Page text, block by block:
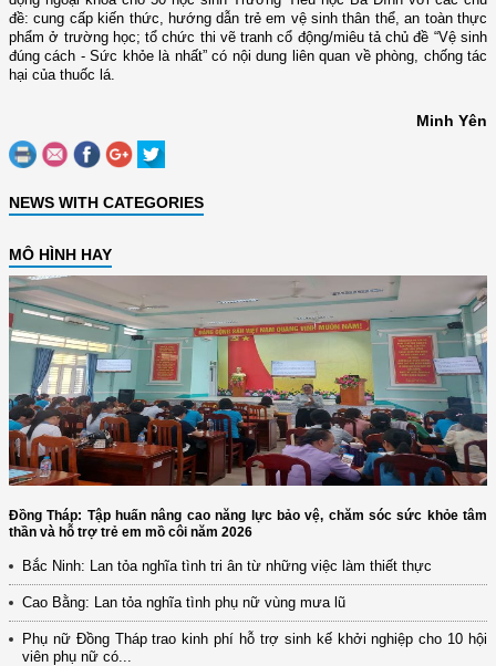
đề: cung cấp kiến thức, hướng dẫn trẻ em vệ sinh thân thể, an toàn thực
phẩm ở trường học; tổ chức thi vẽ tranh cổ động/miêu tả chủ đề “Vệ sinh
đúng cách - Sức khỏe là nhất” có nội dung liên quan về phòng, chống tác
hại của thuốc lá.
Minh Yên
NEWS WITH CATEGORIES
MÔ HÌNH HAY
Đồng Tháp: Tập huấn nâng cao năng lực bảo vệ, chăm sóc sức khỏe tâm
thần và hỗ trợ trẻ em mồ côi năm 2026
Bắc Ninh: Lan tỏa nghĩa tình tri ân từ những việc làm thiết thực
Cao Bằng: Lan tỏa nghĩa tình phụ nữ vùng mưa lũ
Phụ nữ Đồng Tháp trao kinh phí hỗ trợ sinh kế khởi nghiệp cho 10 hội
viên phụ nữ có...